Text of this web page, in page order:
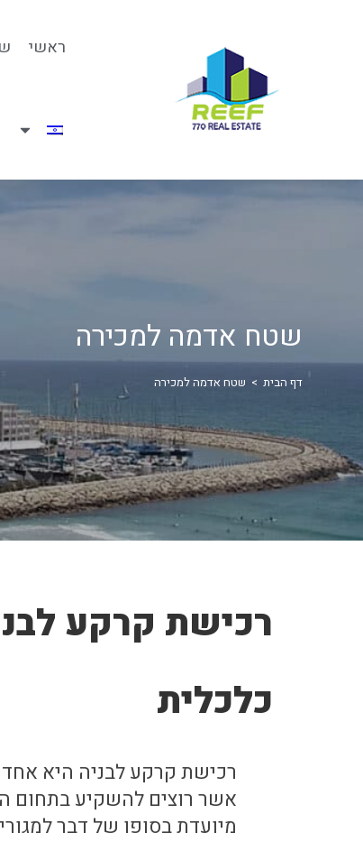
ראשי
שטח אדמה למכירה
דף הבית > שטח אדמה למכירה
רכישת קרקע
כלכלית
רכישת קרקע לבניה היא
אשר רוצים להשקיע בתחום
מיועדת בסופו של דבר